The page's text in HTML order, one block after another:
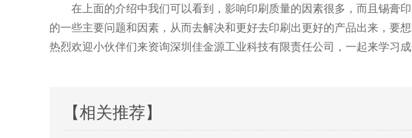
在上面的介绍中我们可以看到，影响印刷质量的因素很多，而且锡膏
的一些主要问题和因素，从而去解决和更好去印刷出更好的产品出来，要想
热烈欢迎小伙伴们来资询深圳佳金源工业科技有限责任公司，一起来学习成
【相关推荐】